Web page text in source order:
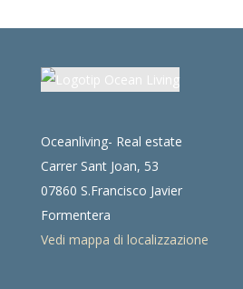
Oceanliving- Real estate
Carrer Sant Joan, 53
07860 S.Francisco Javier
Formentera
Vedi mappa di localizzazione